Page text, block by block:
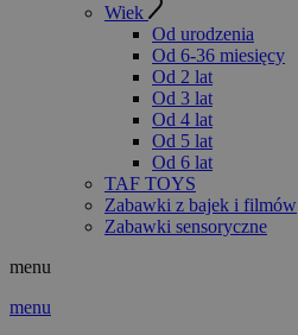
Wiek
Od urodzenia
Od 6-36 miesięcy
Od 2 lat
Od 3 lat
Od 4 lat
Od 5 lat
Od 6 lat
TAF TOYS
Zabawki z bajek i filmów
Zabawki sensoryczne
menu
menu